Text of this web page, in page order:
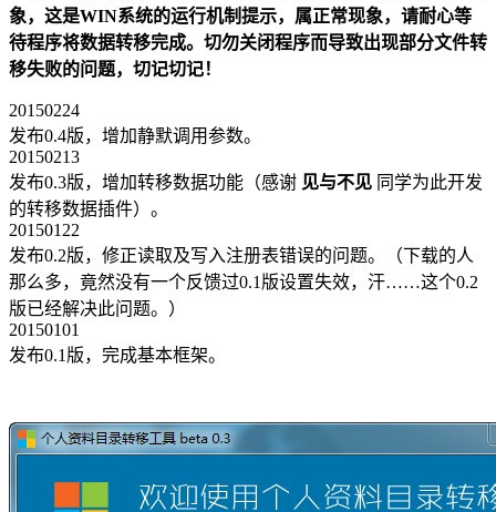
象，这是WIN系统的运行机制提示，属正常现象，请耐心等
待程序将数据转移完成。切勿关闭程序而导致出现部分文件转
移失败的问题，切记切记！
20150224
发布0.4版，增加静默调用参数。
20150213
发布0.3版，增加转移数据功能（感谢 见与不见 同学为此开发
的转移数据插件）。
20150122
发布0.2版，修正读取及写入注册表错误的问题。（下载的人
那么多，竟然没有一个反馈过0.1版设置失效，汗……这个0.2
版已经解决此问题。）
20150101
发布0.1版，完成基本框架。